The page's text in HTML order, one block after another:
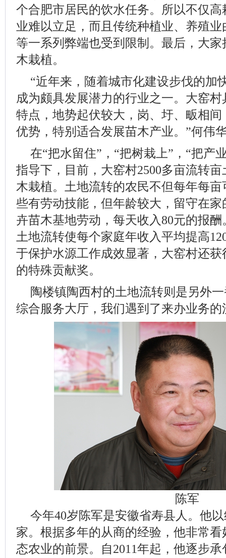
个合肥市居民的饮水任务。所以不仅
业难以立足，而且传统种植业、养殖
等一系列弊端也受到限制。最后，大
木栽植。
“近年来，随着城市化建设步伐的加
成为颇具发展潜力的行业之一。大窑
特点，地势起伏较大，岗、圩、畈相
优势，特别适合发展苗木产业。”何伟
在“把水留住”，“把树栽上”，“把产
指导下，目前，大窑村2500多亩流转
木栽植。土地流转的农民不但每年每亩
些有劳动技能，但年龄较大，留守在
卉苗木基地劳动，每天收入80元的报
土地流转使每个家庭年收入平均提高
于保护水源工作成效显著，大窑村还
的特殊贡献奖。
陶楼镇陶西村的土地流转则是另外
综合服务大厅，我们遇到了来办业务
陈军
今年40岁陈军是安徽省寿县人。他
家。根据多年的从商的经验，他非常
态农业的前景。自2011年起，他逐步